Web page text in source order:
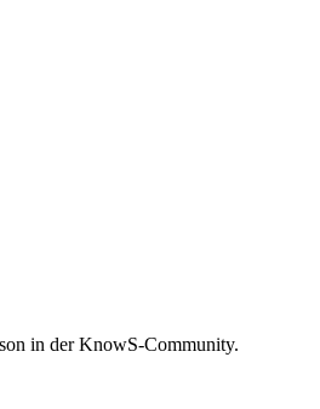
in der KnowS-Community.